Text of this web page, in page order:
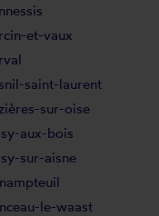
et-vaux
saint-laurent
sur-oise
aux-bois
sur-aisne
le-waast